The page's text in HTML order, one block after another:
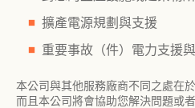
擴產電源規劃與支援
重要事故（件）電力支援
本公司與其他服務廠商不同之處在
而且本公司將會協助您解決問題或